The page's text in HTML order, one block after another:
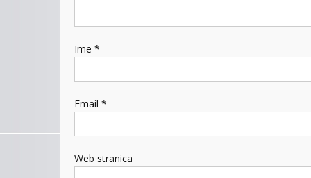
Ime *
Email *
Web stranica